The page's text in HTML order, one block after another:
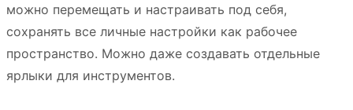
можно перемещать и настраивать под себя,
сохранять все личные настройки как рабочее
пространство. Можно даже создавать отдельные
ярлыки для инструментов.